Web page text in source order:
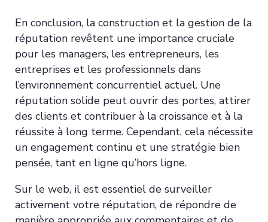
En conclusion, la construction et la gestion de la
réputation revêtent une importance cruciale
pour les managers, les entrepreneurs, les
entreprises et les professionnels dans
l’environnement concurrentiel actuel. Une
réputation solide peut ouvrir des portes, attirer
des clients et contribuer à la croissance et à la
réussite à long terme. Cependant, cela nécessite
un engagement continu et une stratégie bien
pensée, tant en ligne qu’hors ligne.
Sur le web, il est essentiel de surveiller
activement votre réputation, de répondre de